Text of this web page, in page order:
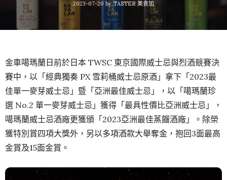
2023-07-20 by TASTER 美食加
金車噶瑪蘭日前於日本 TWSC 東京國際威士忌與烈酒競賽決
賽中，以「經典獨奏 PX 雪莉桶威士忌原酒」拿下「2023最
佳單一麥芽威士忌」暨「亞洲最佳威士忌」， 以「噶瑪蘭珍
選 No.2 單一麥芽威士忌」獲得「最具性價比亞洲威士忌」，
噶瑪蘭威士忌酒廠更獲頒「2023亞洲最佳蒸餾酒廠」。除榮
獲特別賞四項大獎外，另以多項酒款大舉奪金，抱回3面最高
金賞及15面金賞。